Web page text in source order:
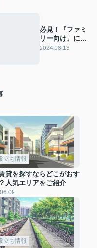
必見！『ファミ
リー向け』にお
勧めの間取りを
2024.08.13
立ち情報
貸を探すならどこがおす
人気エリアをご紹介
立ち情報